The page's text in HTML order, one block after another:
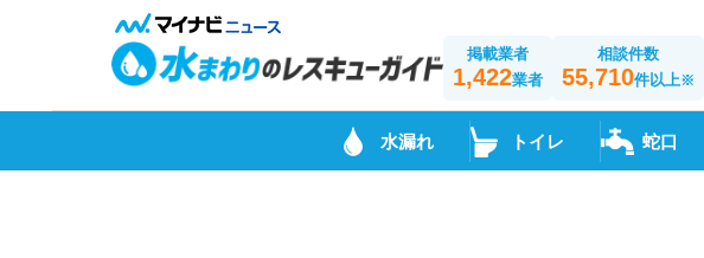
掲載業者
1,422業者
相談件数
55,710件以上※
水漏れ トイレ 蛇口